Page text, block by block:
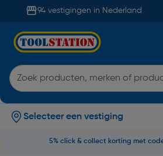
94 vestigingen in Nederland
Selecteer een vestiging
5% click & collect korting met code